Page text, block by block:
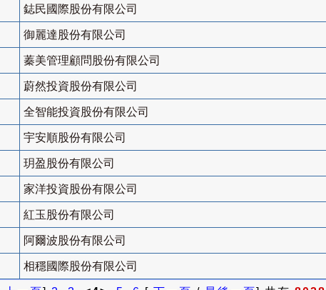
鋕民國際股份有限公司
御麗達股份有限公司
蓁美管理顧問股份有限公司
蔚然投資股份有限公司
全智能投資股份有限公司
宇安順股份有限公司
玥盈股份有限公司
家洋投資股份有限公司
紅玉股份有限公司
阿爾波股份有限公司
相穩國際股份有限公司